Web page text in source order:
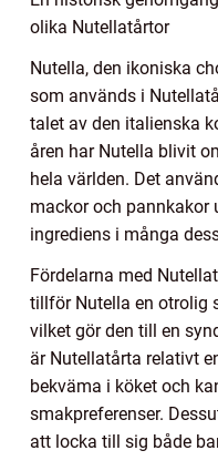
olika Nutellatårtor
Nutella, den ikoniska
som används i
talet av den italienska
åren har Nutella blivit
hela världen. Det
mackor och pannkakor
ingrediens i många
Fördelarna med
tillför Nutella en otrolig
vilket gör den till en
är Nutellatårta relativt
bekväma i köket och
smakpreferenser.
att locka till sig både